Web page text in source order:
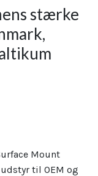
stærke
Mount
til OEM og